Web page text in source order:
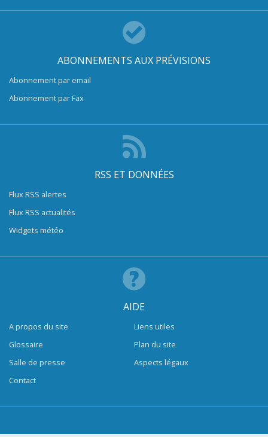
ABONNEMENTS AUX PRÉVISIONS
Abonnement par email
Abonnement par Fax
RSS ET DONNÉES
Flux RSS alertes
Flux RSS actualités
Widgets météo
AIDE
A propos du site
Glossaire
Salle de presse
Contact
Liens utiles
Plan du site
Aspects légaux